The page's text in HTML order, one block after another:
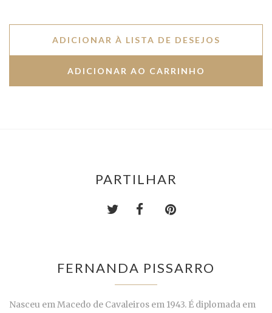
ADICIONAR À LISTA DE DESEJOS
PARTILHAR
FERNANDA PISSARRO
Nasceu em Macedo de Cavaleiros em 1943. É diplomada em